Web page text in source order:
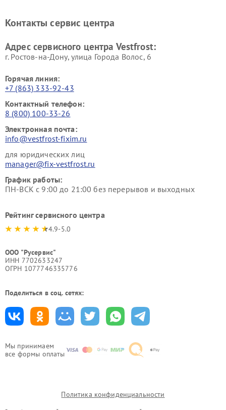
Мы принимаем
все формы оплаты
Vestfrost
Контакты сервис центра
Адрес сервисного центра Vestfrost:
г. Ростов-на-Дону, улица Города Волос, 6
Горячая линия:
+7 (863) 333-92-43
Контактный телефон:
8 (800) 100-33-26
Электронная почта:
info@vestfrost-fixim.ru
для юридических лиц
manager@fix-vestfrost.ru
График работы:
ПН-ВСК с 9:00 до 21:00 без перерывов и выходных
Рейтинг сервисного центра
4.9-5.0
ООО "Русервис"
ИНН 7702633247
ОГРН 1077746335776
Поделиться в соц. сетях:
Политика конфиденциальности